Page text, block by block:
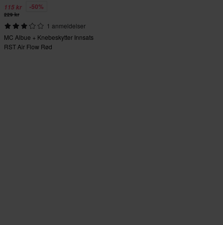
115 kr -50%
229 kr
1 anmeldelser
MC Albue + Knebeskytter Innsats
RST Air Flow Rød